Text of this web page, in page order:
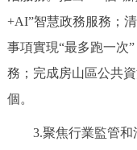
走進北京
+AI”智慧政務服務；
事項實現“最多跑一次
務；完成房山區公共
個。
3.聚焦行業監管和